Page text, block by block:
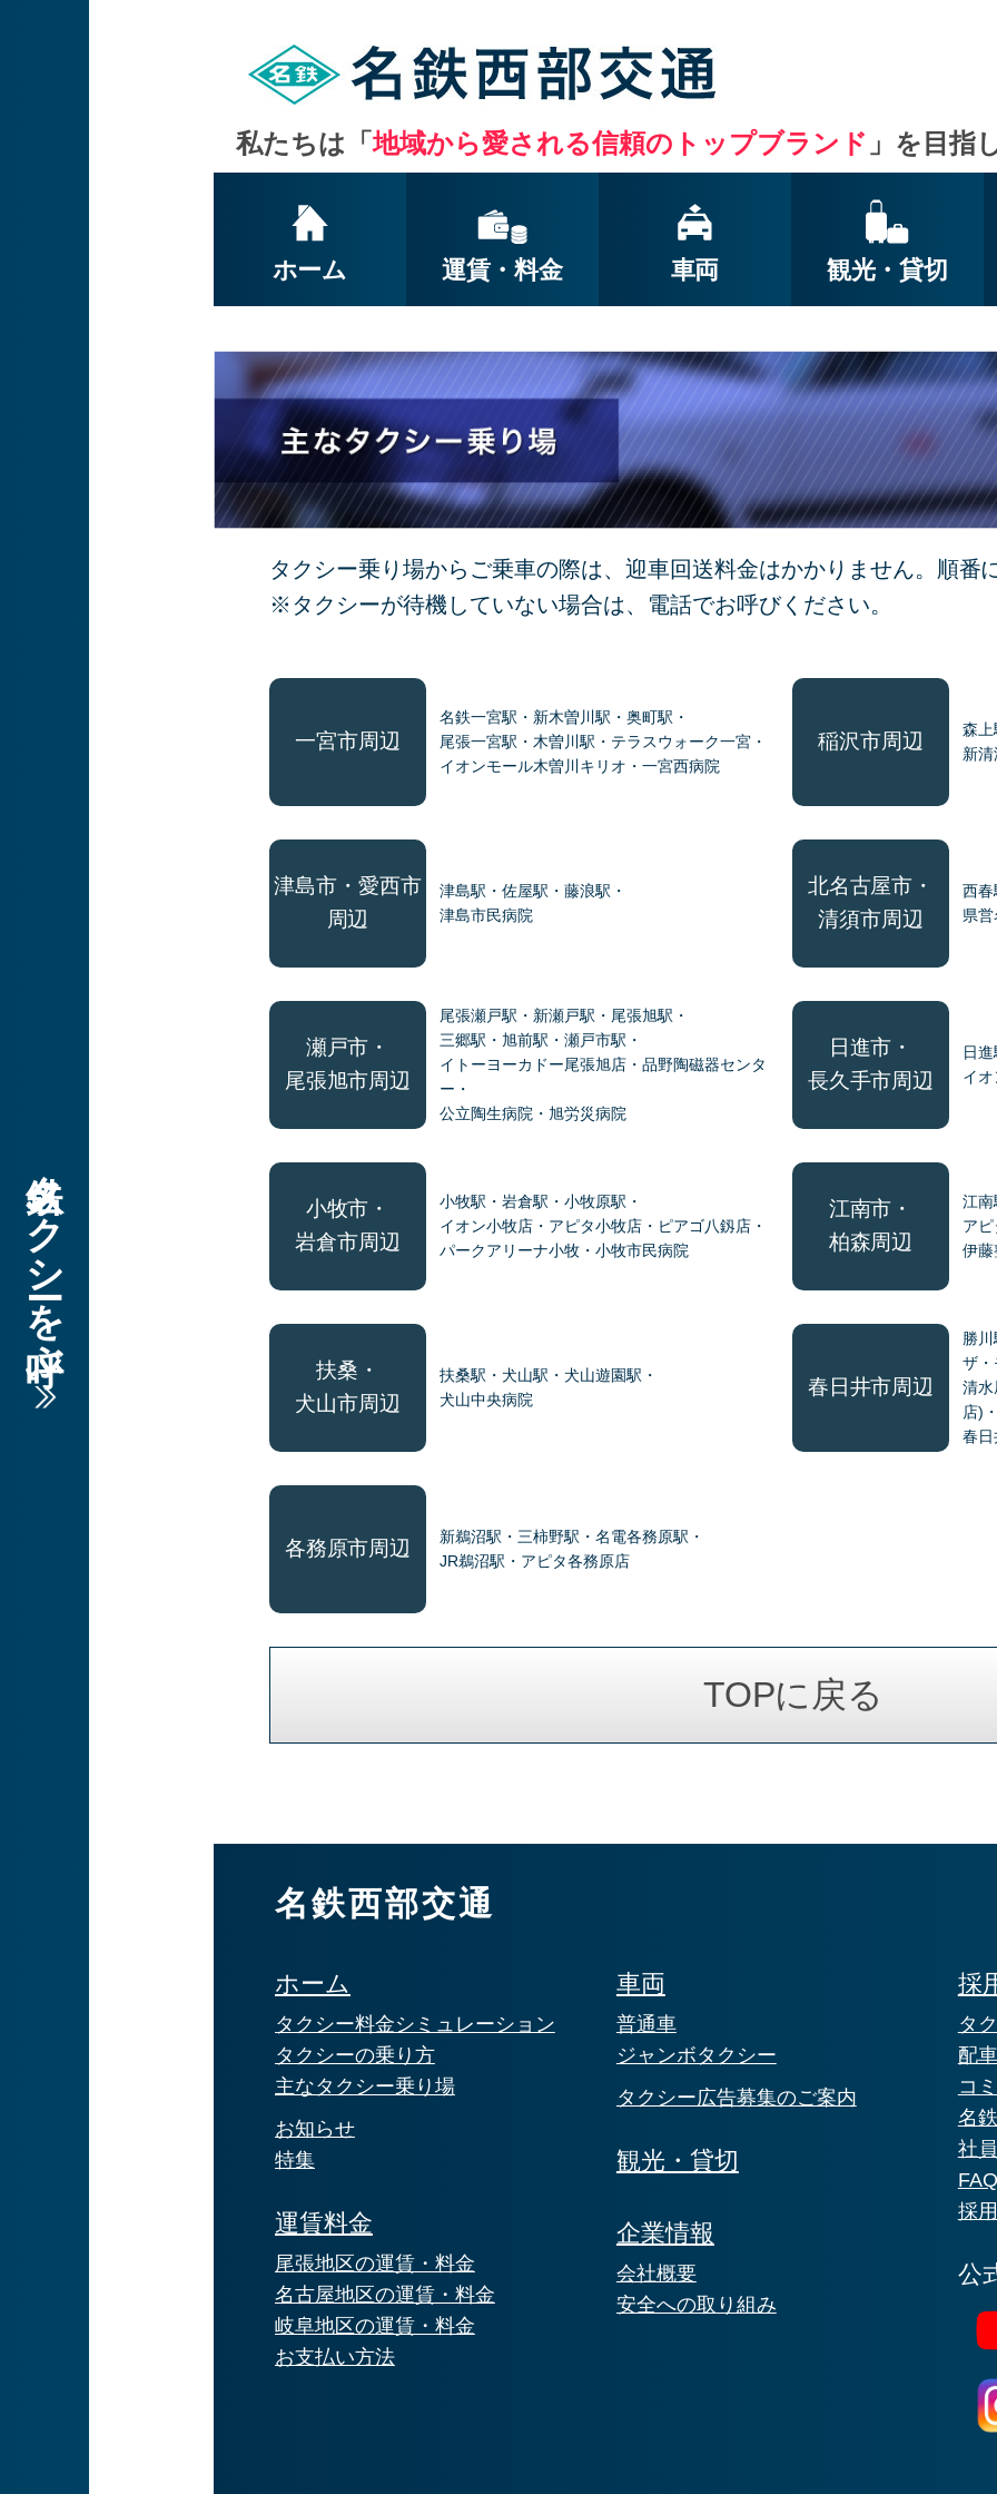
私たちは 「地域から愛される信頼のトップブランド 」を目指
ホーム 運賃・料金 車両 観光・貸切
名鉄タクシーを呼ぶ
タクシー乗り場からご乗車の際は、迎車回送料金はかかりません。 順番
※タクシーが待機していない場合は、電話でお呼びください。
一宮市周辺
名鉄一宮駅・新木曽川駅・奥町駅・
尾張一宮駅・木曽川駅・テラスウォーク一宮・
イオンモール木曽川キリオ・一宮西病院
稲沢市周辺
森上
新
津島市・愛西市
周辺
津島駅・佐屋駅・藤浪駅・
津島市民病院
北名古屋市・
清須市周辺
西春
県
瀬戸市・
尾張旭市周辺
尾張瀬戸駅・新瀬戸駅・尾張旭駅・
三郷駅・旭前駅・瀬戸市駅・
イトーヨーカドー尾張旭店・品野陶磁器センタ
ー・
公立陶生病院・旭労災病院
日進市・
長久手市周辺
日
イ
小牧市・
岩倉市周辺
小牧駅・岩倉駅・小牧原駅・
イオン小牧店・アピタ小牧店・ピアゴ八釼店・
パークアリーナ小牧・小牧市民病院
江南市・
柏森周辺
江南
ア
伊藤
扶桑・
犬山市周辺
扶桑駅・犬山駅・犬山遊園駅・
犬山中央病院
春日井市周辺
勝
ザ・
清水
店)
春日
各務原市周辺
新鵜沼駅・三柿野駅・名電各務原駅・
JR鵜沼駅・アピタ各務原店
TOPに戻る
名鉄西部交通
ホーム
タクシー料金シミュレーション
タクシーの乗り方
主なタクシー乗り場
お知らせ
特集
運賃料金
尾張地区の運賃・料金
名古屋地区の運賃・料金
岐阜地区の運賃・料金
お支払い方法
車両
普通車
ジャンボタクシー
タクシー広告募集のご案内
観光・貸切
企業情報
会社概要
安全への取り組み
採
タ
配
コ
名
社
採
公